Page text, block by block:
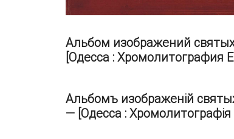
Альбом изображений
[Одесса : Хромолитография
Альбомъ изображеній
— [Одесса :